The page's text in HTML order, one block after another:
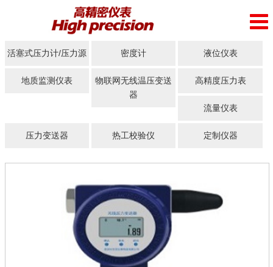
活塞式压力计/压力源 密度计 液位仪表
地质监测仪表
物联网无线温压变送
器
高精度压力表
流量仪表
压力变送器 热工校验仪 定制仪器